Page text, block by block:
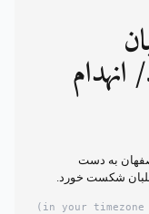
به دست
شکست خورد.